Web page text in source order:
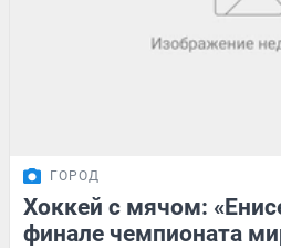
ГОРОД
Хоккей с мячом:
финале чемпионата